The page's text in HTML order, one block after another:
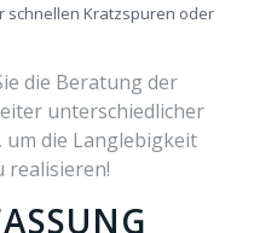
schnellen Kratzspuren oder
die Beratung der
unterschiedlicher
um die Langlebigkeit
realisieren!